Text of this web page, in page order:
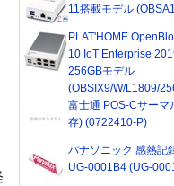
11搭載モデル
PLAT'HOME
10 IoT Enterprise
256GBモデル
(OBSIX9/W/L1809/
富士通 POS-Cサーマ
存) (0722410-P)
パナソニック 感熱記
UG-0001B4 (UG-